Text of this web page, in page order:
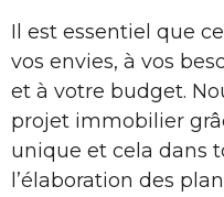
Il est essentiel que
vos envies, à vos
et à votre budget.
projet immobilier
unique et cela dans
l’élaboration des